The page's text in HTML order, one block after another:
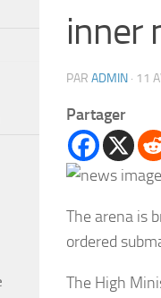
inner
PAR ADMIN · 11
Partager
The arena is
ordered
The High